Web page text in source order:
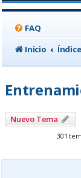
FAQ
Inicio
Nuevo Tema
301